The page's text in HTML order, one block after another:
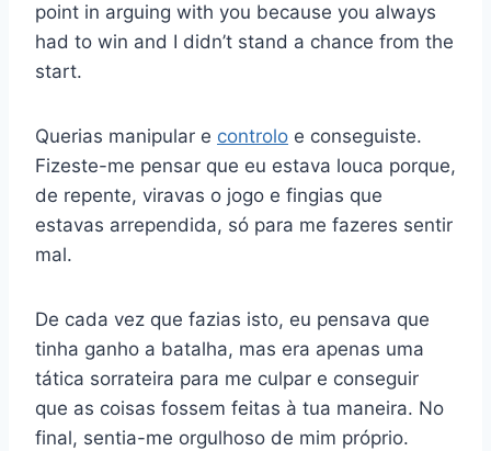
point in arguing with you because you always
had to win and I didn’t stand a chance from the
start.
Querias manipular e controlo e conseguiste.
Fizeste-me pensar que eu estava louca porque,
de repente, viravas o jogo e fingias que
estavas arrependida, só para me fazeres sentir
mal.
De cada vez que fazias isto, eu pensava que
tinha ganho a batalha, mas era apenas uma
tática sorrateira para me culpar e conseguir
que as coisas fossem feitas à tua maneira. No
final, sentia-me orgulhoso de mim próprio.